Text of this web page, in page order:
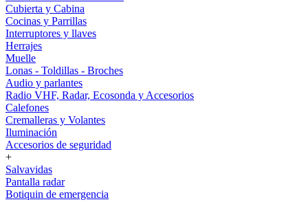
Cubierta y Cabina
Cocinas y Parrillas
Interruptores y llaves
Herrajes
Muelle
Lonas - Toldillas - Broches
Audio y parlantes
Radio VHF, Radar, Ecosonda y Accesorios
Calefones
Cremalleras y Volantes
Iluminación
Accesorios de seguridad
+
Salvavidas
Pantalla radar
Botiquin de emergencia